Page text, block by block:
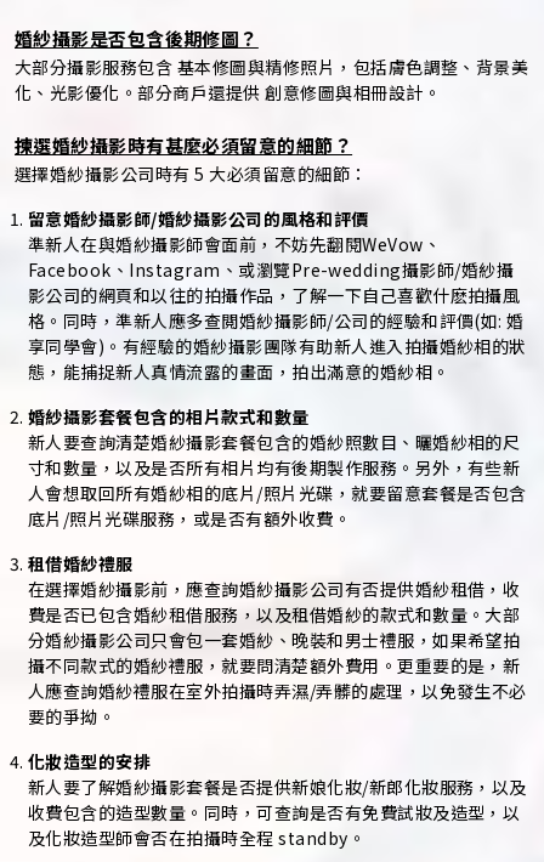
婚紗攝影是否包含後期修圖？
大部分攝影服務包含 基本修圖與精修照片，包括膚色調整、背景美
化、光影優化。部分商戶還提供 創意修圖與相冊設計。
揀選婚紗攝影時有甚麼必須留意的細節？
選擇婚紗攝影公司時有 5 大必須留意的細節：
留意婚紗攝影師/婚紗攝影公司的風格和評價
準新人在與婚紗攝影師會面前，不妨先翻閱WeVow、
Facebook、Instagram、或瀏覽Pre-wedding攝影師/婚紗攝
影公司的網頁和以往的拍攝作品，了解一下自己喜歡什麽拍攝風
格。同時，準新人應多查閲婚紗攝影師/公司的經驗和評價(如: 婚
享同學會)。有經驗的婚紗攝影團隊有助新人進入拍攝婚紗相的狀
態，能捕捉新人真情流露的畫面，拍出滿意的婚紗相。
婚紗攝影套餐包含的相片款式和數量
新人要查詢清楚婚紗攝影套餐包含的婚紗照數目、曬婚紗相的尺
寸和數量，以及是否所有相片均有後期製作服務。另外，有些新
人會想取回所有婚紗相的底片/照片光碟，就要留意套餐是否包含
底片/照片光碟服務，或是否有額外收費。
租借婚紗禮服
在選擇婚紗攝影前，應查詢婚紗攝影公司有否提供婚紗租借，收
費是否已包含婚紗租借服務，以及租借婚紗的款式和數量。大部
分婚紗攝影公司只會包一套婚紗、晚裝和男士禮服，如果希望拍
攝不同款式的婚紗禮服，就要問清楚額外費用。更重要的是，新
人應查詢婚紗禮服在室外拍攝時弄濕/弄髒的處理，以免發生不必
要的爭拗。
化妝造型的安排
新人要了解婚紗攝影套餐是否提供新娘化妝/新郎化妝服務，以及
收費包含的造型數量。同時，可查詢是否有免費試妝及造型，以
及化妝造型師會否在拍攝時全程 standby。